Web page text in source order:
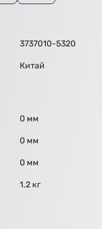
3737010-5320
Китай
0 мм
0 мм
0 мм
1.2 кг